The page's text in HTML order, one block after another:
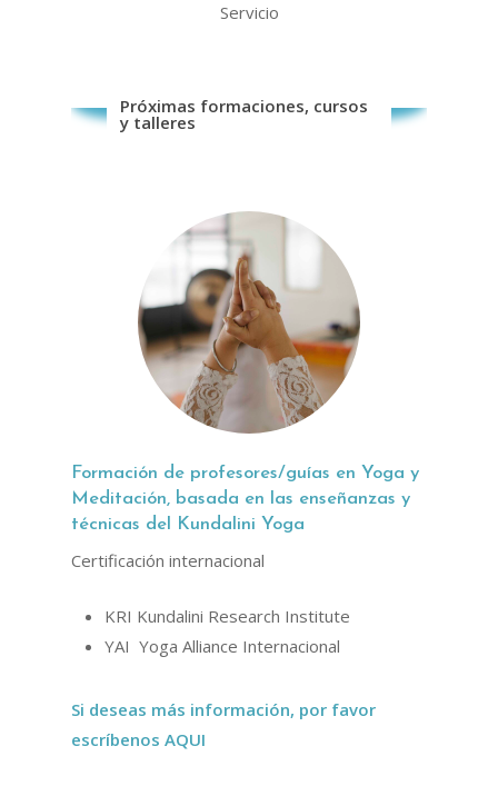
Servicio
Próximas formaciones, cursos
y talleres
Formación de profesores/guías en Yoga y
Meditación, basada en las enseñanzas y
técnicas del Kundalini Yoga
Certificación internacional
KRI Kundalini Research Institute
YAI Yoga Alliance Internacional
Si deseas más información, por favor
escríbenos AQUI